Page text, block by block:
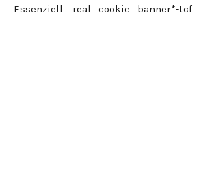
Essenziell real_cookie_banner*-tcf